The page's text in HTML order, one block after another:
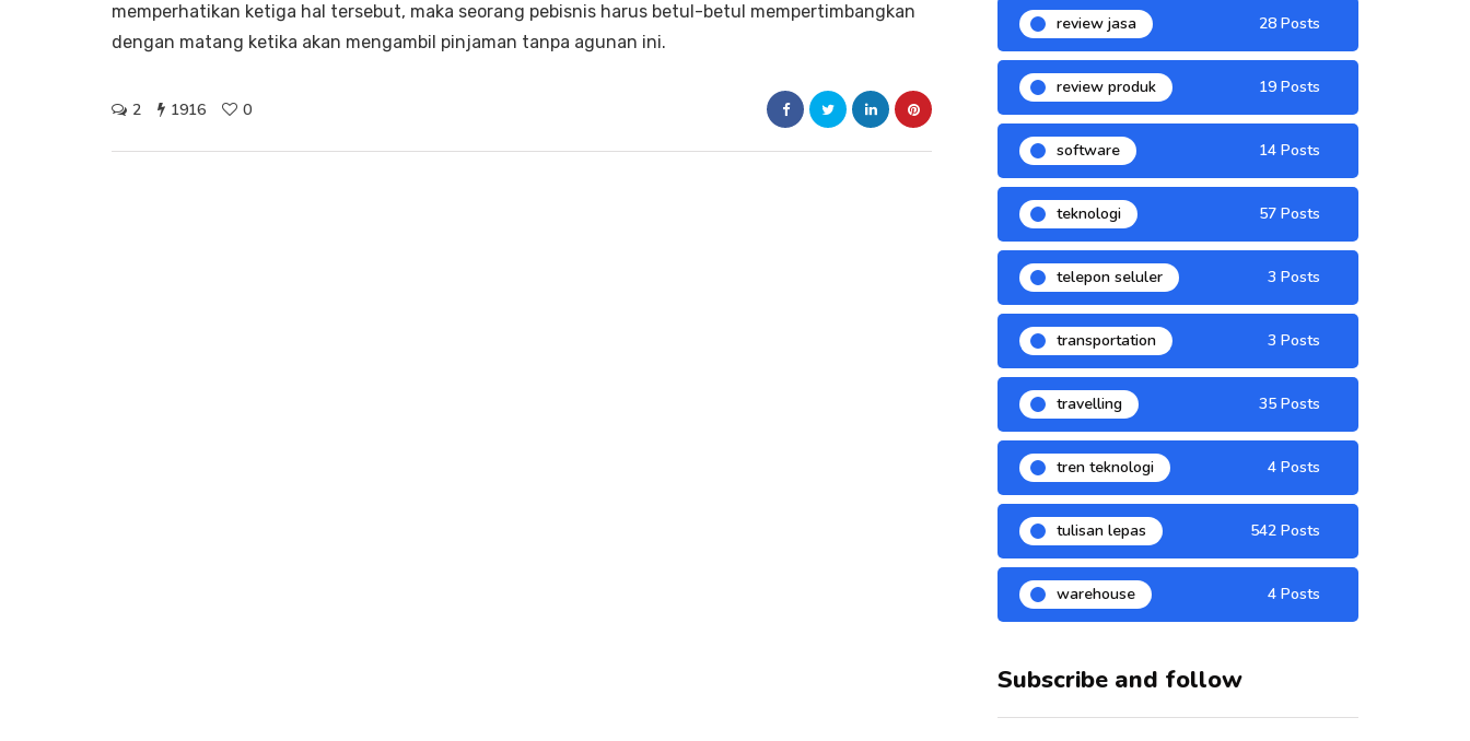
memperhatikan ketiga hal tersebut, maka seorang pebisnis harus betul-betul mempertimbangkan
dengan matang ketika akan mengambil pinjaman tanpa agunan ini.
2 1916 0
review jasa 28 Posts
review produk 19 Posts
software 14 Posts
teknologi 57 Posts
telepon seluler 3 Posts
transportation 3 Posts
travelling 35 Posts
tren teknologi 4 Posts
tulisan lepas 542 Posts
warehouse 4 Posts
Subscribe and follow